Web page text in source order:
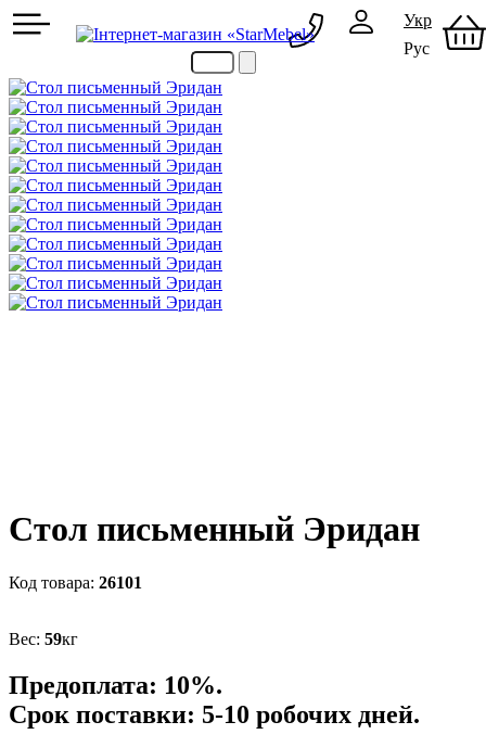
Стол письменный Эридан
26101
59кг
Предоплата: 10%.
Срок поставки: 5-10 робочих дней.
Укр
Рус